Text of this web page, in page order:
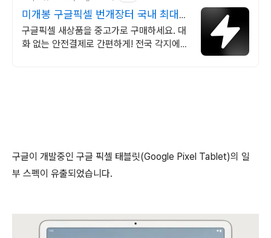
미개봉 구글픽셀 번개장터 국내 최대
브랜드 중고거래
구글픽셀 새상품을 중고가로 구매하세요. 대
화 없는 안전결제로 간편하게! 전국 각지에서
구글이 개발중인 구글 픽셀 태블릿(Google Pixel Tablet)의 일
부 스펙이 유출되었습니다.